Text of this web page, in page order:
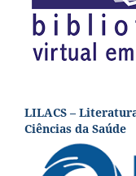
LILACS –
Ciências da Saúde